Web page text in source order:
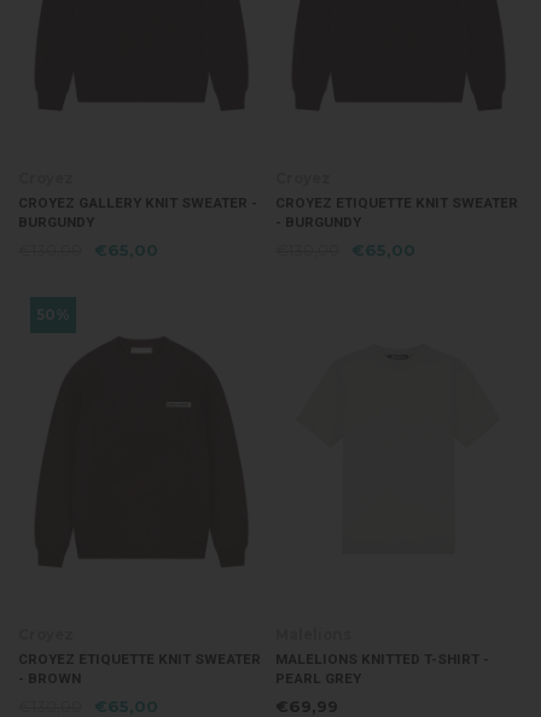
CROYEZ GALLERY KNIT SWEATER -
BURGUNDY
€65,00
CROYEZ ETIQUETTE KNIT SWEATER
- BURGUNDY
€65,00
50%
CROYEZ ETIQUETTE KNIT SWEATER
- BROWN
€65,00
MALELIONS KNITTED T-SHIRT -
PEARL GREY
€69,99